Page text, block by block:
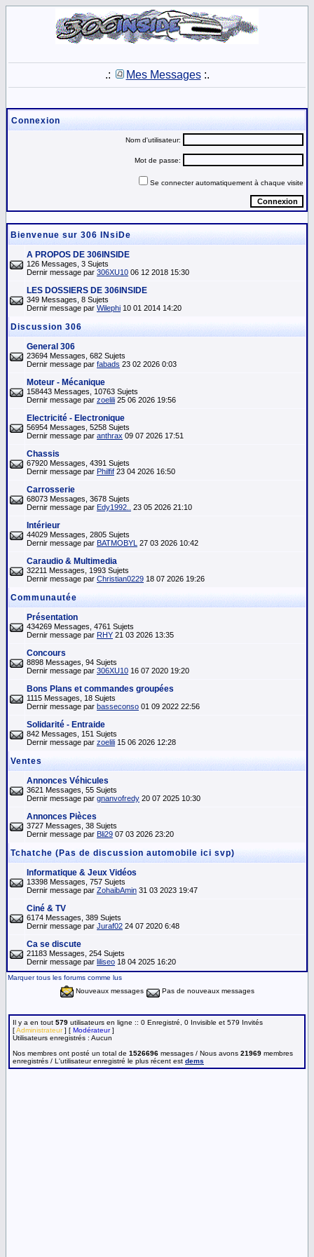
.: Mes Messages:.
Connexion
Nom d'utilisateur:
Mot de passe:
Se connecter automatiquement à chaque visite
Bienvenue sur 306 INsiDe
A PROPOS DE 306INSIDE
126 Messages, 3 Sujets
Dernir message par 306XU10 06 12 2018 15:30
LES DOSSIERS DE 306INSIDE
349 Messages, 8 Sujets
Dernir message par Wilephi 10 01 2014 14:20
Discussion 306
General 306
23694 Messages, 682 Sujets
Dernir message par fabads 23 02 2026 0:03
Moteur - Mécanique
158443 Messages, 10763 Sujets
Dernir message par zoelili 25 06 2026 19:56
Electricité - Electronique
56954 Messages, 5258 Sujets
Dernir message par anthrax 09 07 2026 17:51
Chassis
67920 Messages, 4391 Sujets
Dernir message par Philfif 23 04 2026 16:50
Carrosserie
68073 Messages, 3678 Sujets
Dernir message par Edy1992.. 23 05 2026 21:10
Intérieur
44029 Messages, 2805 Sujets
Dernir message par BATMOBYL 27 03 2026 10:42
Caraudio & Multimedia
32211 Messages, 1993 Sujets
Dernir message par Christian0229 18 07 2026 19:26
Communautée
Présentation
434269 Messages, 4761 Sujets
Dernir message par RHY 21 03 2026 13:35
Concours
8898 Messages, 94 Sujets
Dernir message par 306XU10 16 07 2020 19:20
Bons Plans et commandes groupées
1115 Messages, 18 Sujets
Dernir message par basseconso 01 09 2022 22:56
Solidarité - Entraide
842 Messages, 151 Sujets
Dernir message par zoelili 15 06 2026 12:28
Ventes
Annonces Véhicules
3621 Messages, 55 Sujets
Dernir message par gnanvofredy 20 07 2025 10:30
Annonces Pièces
3727 Messages, 38 Sujets
Dernir message par Bli29 07 03 2026 23:20
Tchatche (Pas de discussion automobile ici svp)
Informatique & Jeux Vidéos
13398 Messages, 757 Sujets
Dernir message par ZohaibAmin 31 03 2023 19:47
Ciné & TV
6174 Messages, 389 Sujets
Dernir message par Juraf02 24 07 2020 6:48
Ca se discute
21183 Messages, 254 Sujets
Dernir message par liliseo 18 04 2025 16:20
Marquer tous les forums comme lus
Nouveaux messages
Pas de nouveaux messages
Il y a en tout 579 utilisateurs en ligne :: 0 Enregistré, 0 Invisible et 579 Invités
[Administrateur] [ Modérateur]
Utilisateurs enregistrés : Aucun
Nos membres ont posté un total de 1526696 messages / Nous avons 21969 membres
enregistrés / L'utilisateur enregistré le plus récent est dems